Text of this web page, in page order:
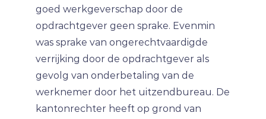
goed werkgeverschap door de
opdrachtgever geen sprake. Evenmin
was sprake van ongerechtvaardigde
verrijking door de opdrachtgever als
gevolg van onderbetaling van de
werknemer door het uitzendbureau. De
kantonrechter heeft op grond van